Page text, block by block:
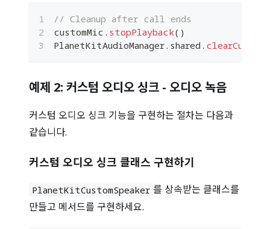
// Cleanup after call ends
customMic . stopPlayback( )
PlanetKitAudioManager. shared .
예제 2: 커스텀 오디오 싱크 - 오디오 녹음
커스텀 오디오 싱크 기능을 구현하는 절차는 다음과
같습니다.
커스텀 오디오 싱크 클래스 구현하기
PlanetKitCustomSpeaker 를 상속받는 클래스를
만들고 메서드를 구현하세요.